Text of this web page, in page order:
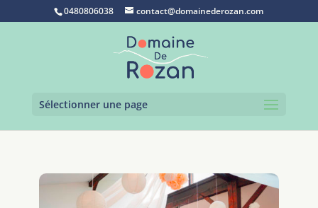
0480806038 contact@domainederozan.com
Sélectionner une page